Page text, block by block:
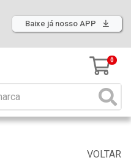
Baixe já nosso APP
0
VOLTAR